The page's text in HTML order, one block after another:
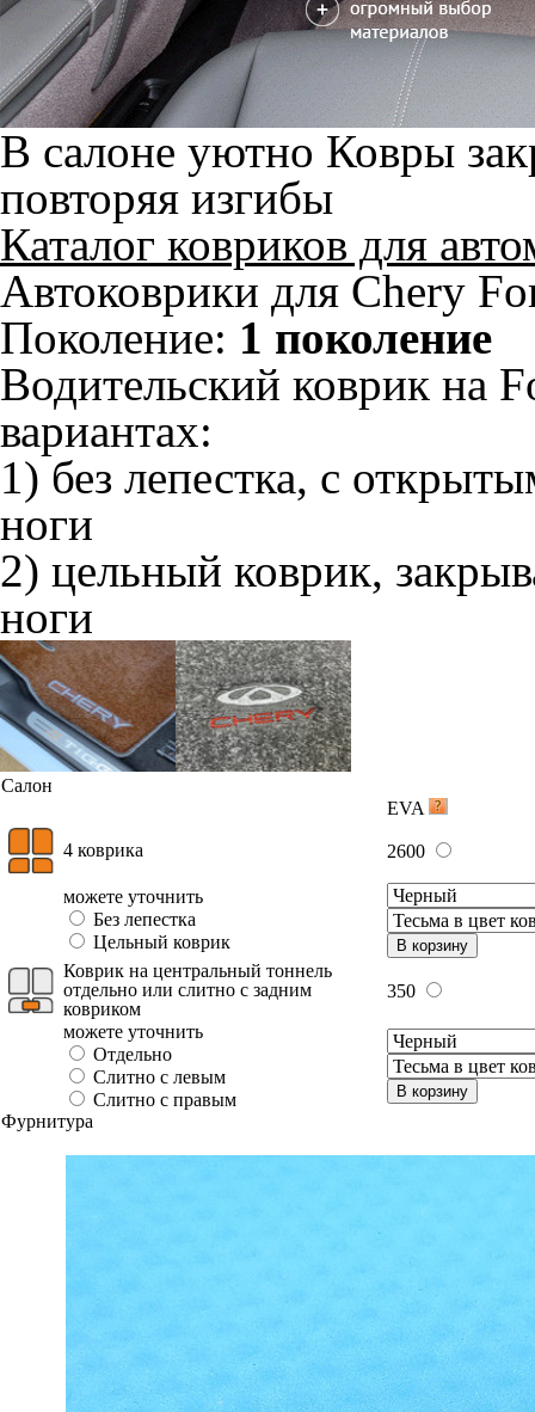
В салоне уютно Ковры
повторяя изгибы
Каталог ковриков для
Автоковрики для Chery
Поколение: 1 поколение
Водительский коврик на
вариантах:
1) без лепестка, с
ноги
2) цельный коврик,
ноги
Салон
EVA
4 коврика 2600
можете уточнить
Без лепестка
Цельный коврик
В корзину
Коврик на центральный тоннель
отдельно или слитно с задним
ковриком
350
можете уточнить
Отдельно
Слитно с левым
Слитно с правым
В корзину
Фурнитура